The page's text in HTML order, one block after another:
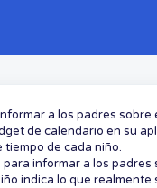
a los padres
de calendario en su
tiempo de cada niño.
informar a los
indica lo que